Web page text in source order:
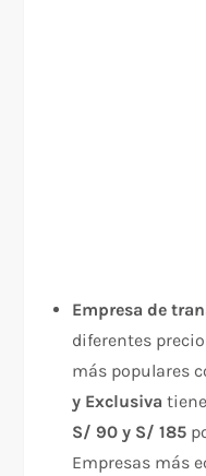
Empresa de
diferentes
más populares
y Exclusiva
S/ 90 y S/ 185
Empresas más